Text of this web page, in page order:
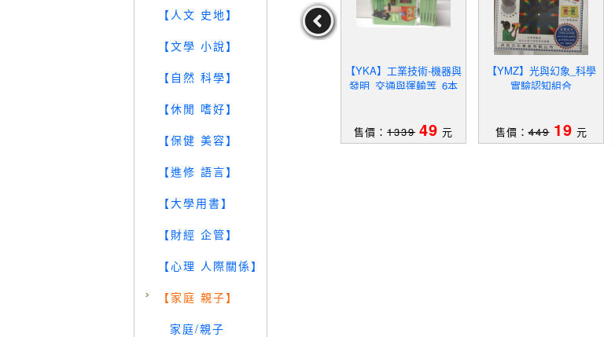
【人文 史地】
【文學 小說】
【自然 科學】
【休閒 嗜好】
【保健 美容】
【進修 語言】
【大學用書】
【財經 企管】
【心理 人際關係】
【家庭 親子】
家庭/親子
【QKS】生命科學-生命的
演化_水生生物等_8本合
元
【QKR】自然科學-地球與
地貌_地質與變遷_氣象與
【YKA】工業技術-機器與
發明_交通與運輸等_6本
售價： 1339 49 元
【YMZ】光與幻象_科學
實驗認知組合
售價：449 19 元